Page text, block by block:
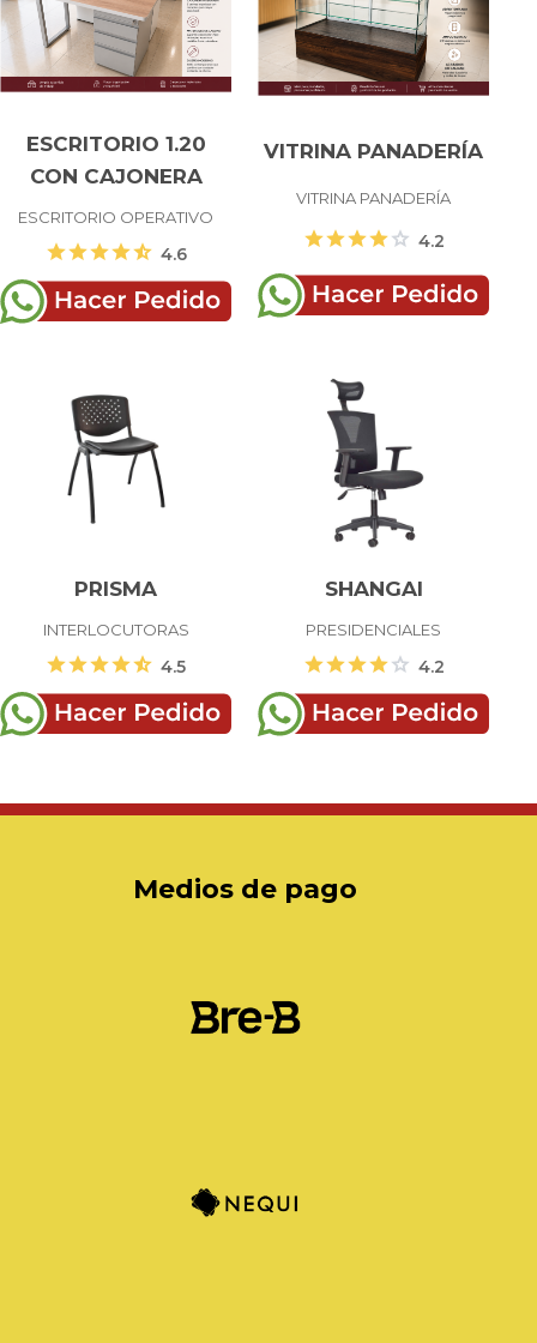
ESCRITORIO 1.20
CON CAJONERA
ESCRITORIO OPERATIVO
starstarstarstarstar_half 4.6
VITRINA PANADERÍA
VITRINA PANADERÍA
starstarstarstarstar 4.2
PRISMA
INTERLOCUTORAS
starstarstarstarstar_half 4.5
SHANGAI
PRESIDENCIALES
starstarstarstarstar 4.2
Medios de pago